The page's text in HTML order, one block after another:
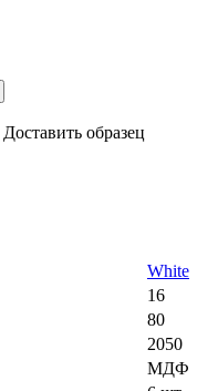
Доставить образец
White
16
80
2050
МДФ